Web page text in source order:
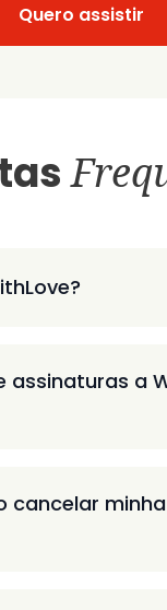
Quero assistir
assinaturas a
cancelar minha